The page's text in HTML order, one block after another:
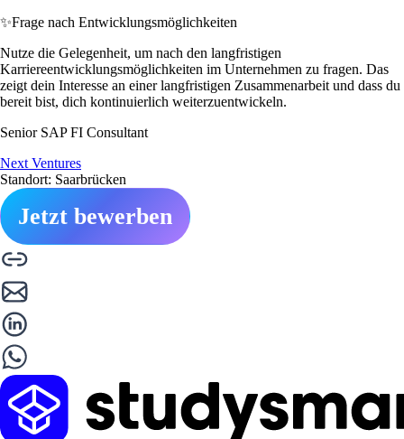
✨Frage nach Entwicklungsmöglichkeiten
Nutze die Gelegenheit, um nach den langfristigen
Karriereentwicklungsmöglichkeiten im Unternehmen zu fragen. Das
zeigt dein Interesse an einer langfristigen Zusammenarbeit und dass du
bereit bist, dich kontinuierlich weiterzuentwickeln.
Senior SAP FI Consultant
Next Ventures
Standort: Saarbrücken
Jetzt bewerben